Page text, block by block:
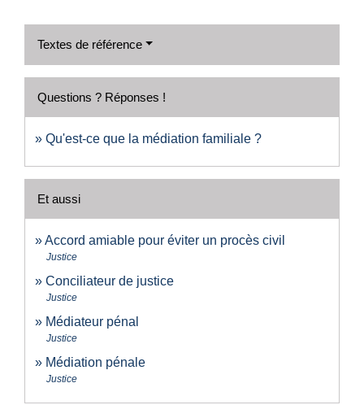
Textes de référence
Questions ? Réponses !
Qu'est-ce que la médiation familiale ?
Et aussi
Accord amiable pour éviter un procès civil
Justice
Conciliateur de justice
Justice
Médiateur pénal
Justice
Médiation pénale
Justice